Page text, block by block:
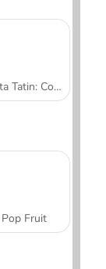
Tarta Tatin: Cocina con Sara
Pop Fruit